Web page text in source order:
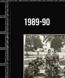
1989-90